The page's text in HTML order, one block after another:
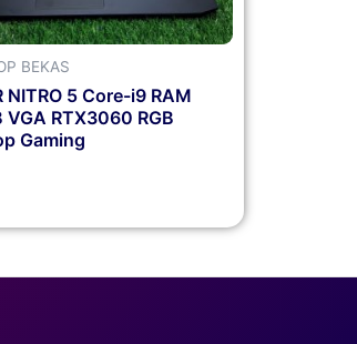
BEKAS
NITRO 5 Core-i9 RAM
VGA RTX3060 RGB
Gaming